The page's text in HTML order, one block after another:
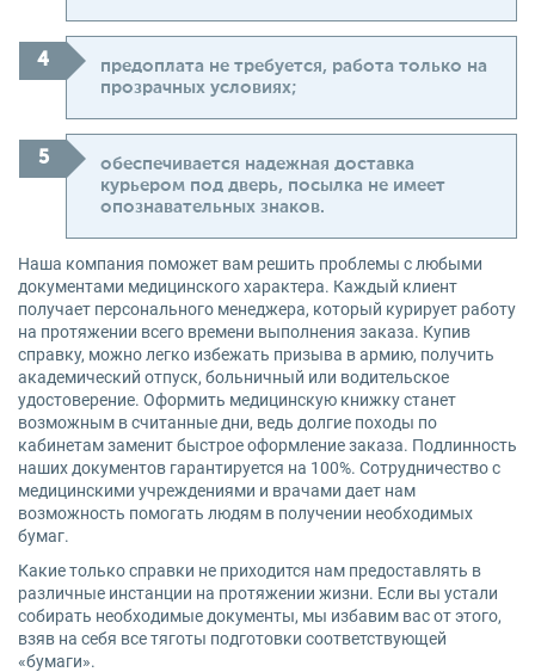
предоплата не требуется, работа только на
прозрачных условиях;
обеспечивается надежная доставка
курьером под дверь, посылка не имеет
опознавательных знаков.
Наша компания поможет вам решить проблемы с любыми
документами медицинского характера. Каждый клиент
получает персонального менеджера, который курирует работу
на протяжении всего времени выполнения заказа. Купив
справку, можно легко избежать призыва в армию, получить
академический отпуск, больничный или водительское
удостоверение. Оформить медицинскую книжку станет
возможным в считанные дни, ведь долгие походы по
кабинетам заменит быстрое оформление заказа. Подлинность
наших документов гарантируется на 100%. Сотрудничество с
медицинскими учреждениями и врачами дает нам
возможность помогать людям в получении необходимых
бумаг.
Какие только справки не приходится нам предоставлять в
различные инстанции на протяжении жизни. Если вы устали
собирать необходимые документы, мы избавим вас от этого,
взяв на себя все тяготы подготовки соответствующей
«бумаги».